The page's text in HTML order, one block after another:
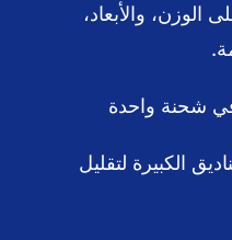
الوزن، والأبعاد،
شحنة واحدة
الكبيرة لتقليل